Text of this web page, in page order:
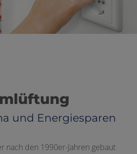
und Energiesparen
nach den 1990er-Jahren gebaut